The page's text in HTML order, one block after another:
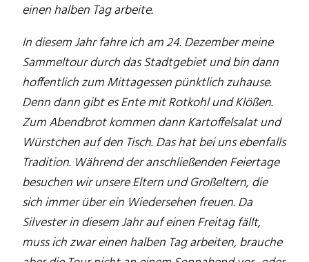
einen halben Tag arbeite.
In diesem Jahr fahre ich am 24. Dezember meine
Sammeltour durch das Stadtgebiet und bin dann
hoffentlich zum Mittagessen pünktlich zuhause.
Denn dann gibt es Ente mit Rotkohl und Klößen.
Zum Abendbrot kommen dann Kartoffelsalat und
Würstchen auf den Tisch. Das hat bei uns ebenfalls
Tradition. Während der anschließenden Feiertage
besuchen wir unsere Eltern und Großeltern, die
sich immer über ein Wiedersehen freuen. Da
Silvester in diesem Jahr auf einen Freitag fällt,
muss ich zwar einen halben Tag arbeiten, brauche